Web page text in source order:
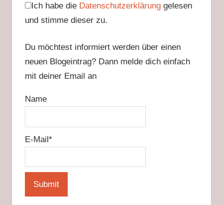
Ich habe die Datenschutzerklärunggelesen
und stimme dieser zu.
Du möchtest informiert werden über einen
neuen Blogeintrag? Dann melde dich einfach
mit deiner Email an
Name
E-Mail*